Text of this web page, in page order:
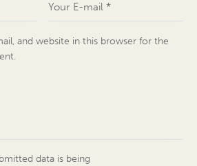
and website in this browser for the
data is being